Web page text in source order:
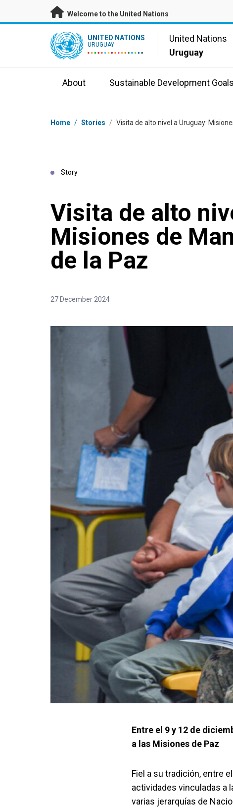
Skip to main content
Welcome to the United Nations
UN Logo UNITED NATIONS
URUGUAY
United Nations
Uruguay
About Sustainable Development Goals
Breadcrumb
Home / Stories / Visita de alto nivel a Uruguay:
Story
Visita de alto
Misiones de
de la Paz
27 December 2024
Entre el 9 y 12 de
a las Misiones de Paz
Fiel a su tradición, entre
actividades vinculadas a
varias jerarquías de